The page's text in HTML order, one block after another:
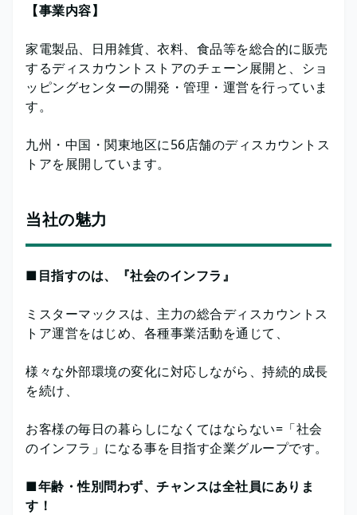
【事業内容】
家電製品、日用雑貨、衣料、食品等を総合的に販売
するディスカウントストアのチェーン展開と、ショ
ッピングセンターの開発・管理・運営を行っていま
す。
九州・中国・関東地区に56店舗のディスカウントス
トアを展開しています。
当社の魅力
■目指すのは、『社会のインフラ』
ミスターマックスは、主力の総合ディスカウントス
トア運営をはじめ、各種事業活動を通じて、
様々な外部環境の変化に対応しながら、持続的成長
を続け、
お客様の毎日の暮らしになくてはならない=「社会
のインフラ」になる事を目指す企業グループです。
■年齢・性別問わず、チャンスは全社員にありま
す！